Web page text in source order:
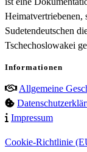
Heimatvertriebenen,
Sudetendeutschen
Tschechoslowakei
Informationen
Allgemeine
Impressum
Cookie-Richtlinie